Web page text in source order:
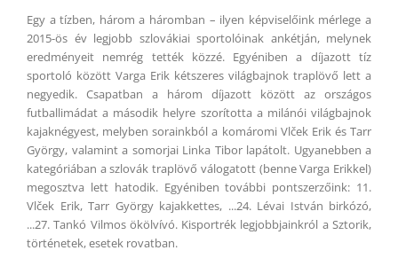
Egy a tízben, három a háromban – ilyen képviselőink mérlege a
2015-ös év legjobb szlovákiai sportolóinak ankétján, melynek
eredményeit nemrég tették közzé. Egyéniben a díjazott tíz
sportoló között Varga Erik kétszeres világbajnok traplövő lett a
negyedik. Csapatban a három díjazott között az országos
futballimádat a második helyre szorította a milánói világbajnok
kajaknégyest, melyben sorainkból a komáromi Vlček Erik és Tarr
György, valamint a somorjai Linka Tibor lapátolt. Ugyanebben a
kategóriában a szlovák traplövő válogatott (benne Varga Erikkel)
megosztva lett hatodik. Egyéniben további pontszerzőink: 11.
Vlček Erik, Tarr György kajakkettes, ...24. Lévai István birkózó,
...27. Tankó Vilmos ökölvívó. Kisportrék legjobbjainkról a Sztorik,
történetek, esetek rovatban.